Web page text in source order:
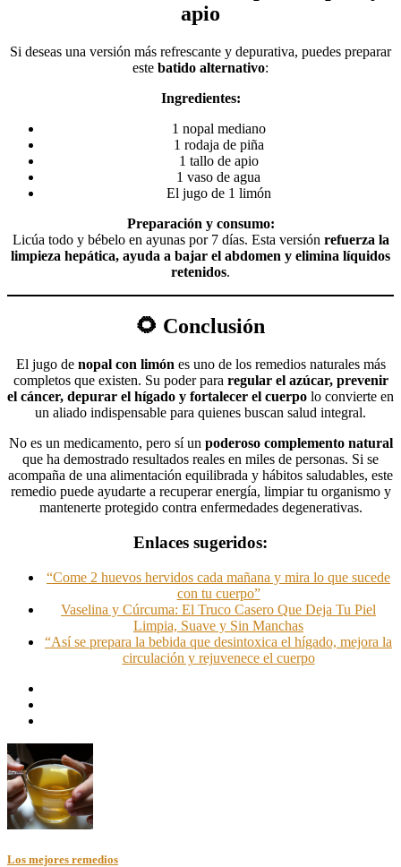
apio
Si deseas una versión más refrescante y depurativa, puedes preparar
este batido alternativo:
Ingredientes:
1 nopal mediano
1 rodaja de piña
1 tallo de apio
1 vaso de agua
El jugo de 1 limón
Preparación y consumo:
Licúa todo y bébelo en ayunas por 7 días. Esta versión refuerza la
limpieza hepática, ayuda a bajar el abdomen y elimina líquidos
retenidos.
🌻 Conclusión
El jugo de nopal con limón es uno de los remedios naturales más
completos que existen. Su poder para regular el azúcar, prevenir
el cáncer, depurar el hígado y fortalecer el cuerpo lo convierte en
un aliado indispensable para quienes buscan salud integral.
No es un medicamento, pero sí un poderoso complemento natural
que ha demostrado resultados reales en miles de personas. Si se
acompaña de una alimentación equilibrada y hábitos saludables, este
remedio puede ayudarte a recuperar energía, limpiar tu organismo y
mantenerte protegido contra enfermedades degenerativas.
Enlaces sugeridos:
“Come 2 huevos hervidos cada mañana y mira lo que sucede
con tu cuerpo”
Vaselina y Cúrcuma: El Truco Casero Que Deja Tu Piel
Limpia, Suave y Sin Manchas
“Así se prepara la bebida que desintoxica el hígado, mejora la
circulación y rejuvenece el cuerpo
Los mejores remedios